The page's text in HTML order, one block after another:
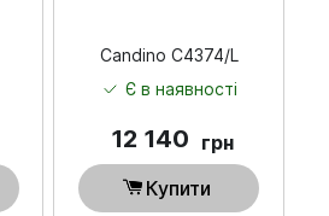
Candino C4374/L
Є в наявності
12 140 грн
Купити